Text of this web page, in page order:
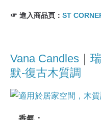
☞ 進入商品頁： ST
Vana Candles ｜
默-復古木質調